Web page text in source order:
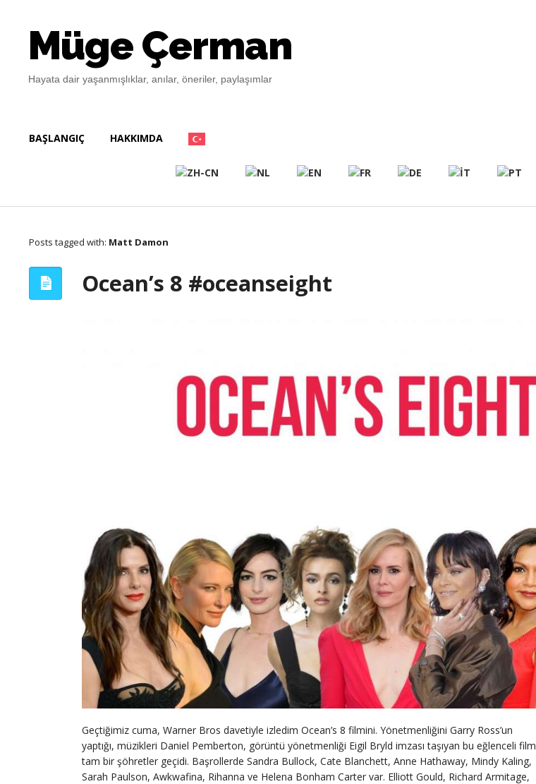
Müge Çerman
Hayata dair yaşanmışlıklar, anılar, öneriler, paylaşımlar
BAŞLANGIÇ HAKKIMDA
Posts tagged with: Matt Damon
Ocean’s 8 #oceanseight
Geçtiğimiz cuma, Warner Bros davetiyle izledim Ocean’s 8 filmini. Yönetmenliğini Garry Ross’un
yaptığı, müzikleri Daniel Pemberton, görüntü yönetmenliği Eigil Bryld imzası taşıyan bu eğlenceli film
tam bir şöhretler geçidi. Başrollerde Sandra Bullock, Cate Blanchett, Anne Hathaway, Mindy Kaling,
Sarah Paulson, Awkwafina, Rihanna ve Helena Bonham Carter var. Elliott Gould, Richard Armitage,